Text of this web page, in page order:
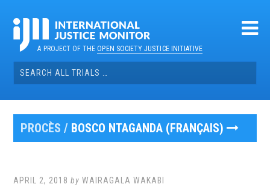
contentA PROJECT OF THEOPEN SOCIETY JUSTICE INITIATIVE
Search
for:
PROCÈS / BOSCO NTAGANDA (FRANÇAIS)
APRIL 2, 2018 byWAIRAGALA WAKABI